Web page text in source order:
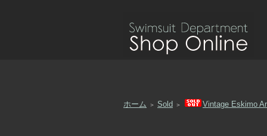
ホーム ＞ Sold ＞ Vintage Eskimo